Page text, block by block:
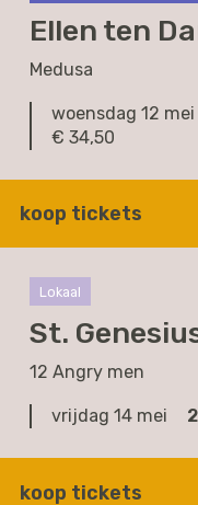
Ellen ten
Medusa
woensdag 12 mei
€ 34,50
koop tickets
St.
12 Angry men
Lokaal
vrijdag 14 mei
koop tickets